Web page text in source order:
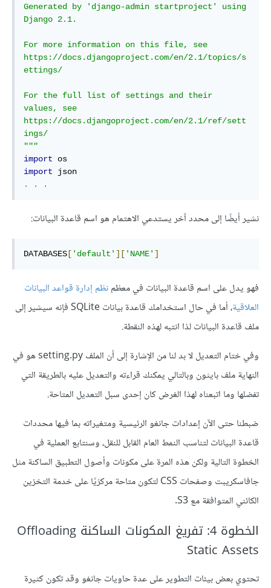
Generated by 'django-admin startproject' using
Django 2.1.
For more information on this file, see
https://docs.djangoproject.com/en/2.1/topics/s
ettings/
For the full list of settings and their
values, see
https://docs.djangoproject.com/en/2.1/ref/sett
ings/
"""
import
import
.
. .
نشير أيضًا إلى محدد آخر يستدعي الاهتمام هو اسم قاعدة البيانات:
DATABASES [ 'default' ][ 'NAME' ]
فهو يدل على اسم قاعدة البيانات في معظمنظم إدارة قواعد البيانات
العلاقية
، أما في حال استخدامك قاعدة بيانات SQLite فإنه سيشير إلى
ملف قاعدة البيانات لذا انتبه لهذه النقطة.
وفي ختام التعديل لا بد لنا من الإشارة إلى أن الملف setting.py هو في
النهاية ملف بايثون وبالتالي يمكنك قراءته والتعديل عليه بالطريقة التي
تفضلها وما اتبعناه لهذا الغرض كان إحدى سبل التعديل المتاحة.
ضبطنا حتى الآن إعدادات جانغو الرئيسية ومتغيراته بما فيها محددات
قاعدة البيانات لتناسب النمط العام القابل للنقل، وسنتابع العملية في
الخطوة التالية ولكن هذه المرة على مكونات وأصول التطبيق الساكنة مثل
جافاسكريبت وصفحات CSS لتكون متاحة مركزيًا على خدمة التخزين
الكائني المتوافقة مع S3.
الخطوة 4: تفريغ المكونات الساكنة Offloading
Static Assets
تحتوي بعض بيئات التطوير على عدة حاويات جانغو وقد تكون كثيرة